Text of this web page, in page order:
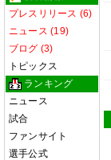
プレスリリース (6)
ニュース (19)
ブログ (3)
トピックス
ランキング
ニュース
試合
ファンサイト
選手公式